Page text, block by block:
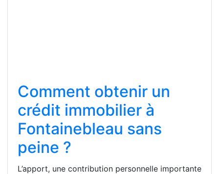
Comment obtenir un
crédit immobilier à
Fontainebleau sans
peine ?
L’apport, une contribution personnelle importante